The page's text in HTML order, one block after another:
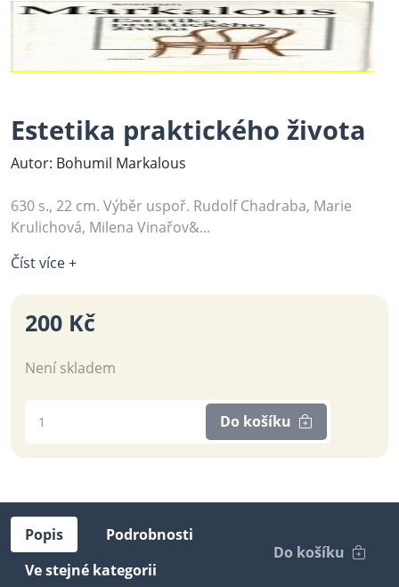
Estetika praktického života
Autor: Bohumil Markalous
630 s., 22 cm. Výběr uspoř. Rudolf Chadraba, Marie
Krulichová, Milena Vinařov&...
Číst více +
200 Kč
Není skladem
Do košíku
Popis
Podrobnosti
Ve stejné kategorii
Do košíku